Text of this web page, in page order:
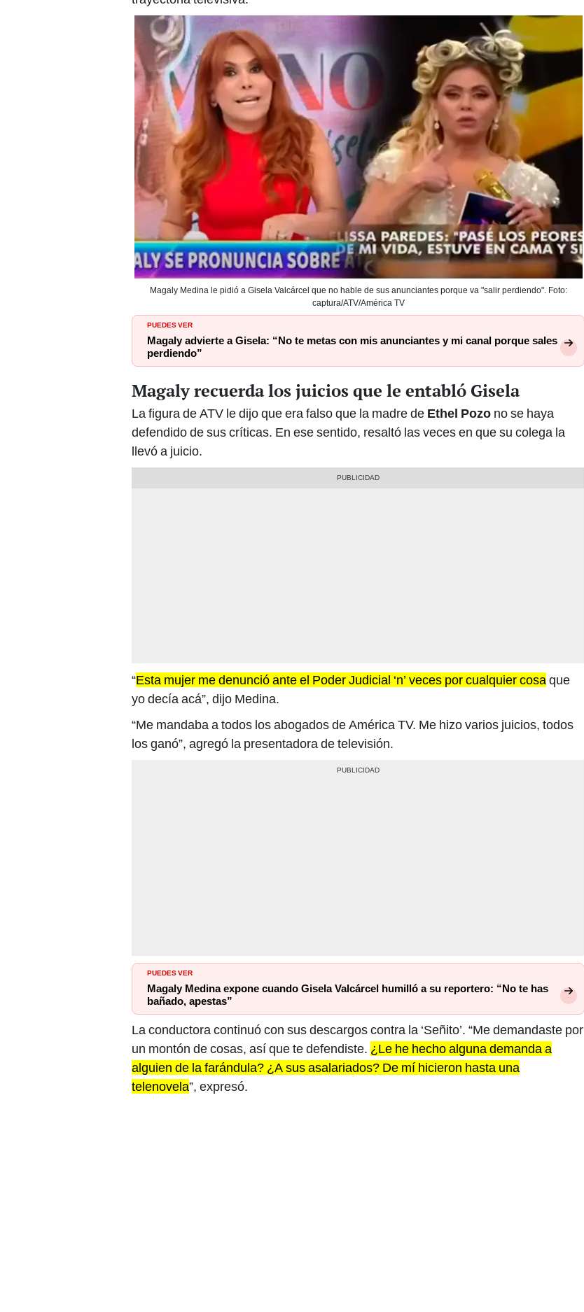
Magaly Medina le pidió a Gisela Valcárcel que no hable de sus anunciantes porque va "salir perdiendo". Foto:
captura/ATV/América TV
PUEDES VER
Magaly advierte a Gisela: “No te metas con mis anunciantes y mi canal porque sales
perdiendo”
Magaly recuerda los juicios que le entabló Gisela
La figura de ATV le dijo que era falso que la madre de Ethel Pozo no se haya
defendido de sus críticas. En ese sentido, resaltó las veces en que su colega la
llevó a juicio.
“Esta mujer me denunció ante el Poder Judicial ‘n’ veces por cualquier cosaque
yo decía acá”, dijo Medina.
“Me mandaba a todos los abogados de América TV. Me hizo varios juicios, todos
los ganó”, agregó la presentadora de televisión.
PUEDES VER
Magaly Medina expone cuando Gisela Valcárcel humilló a su reportero: “No te has
bañado, apestas”
La conductora continuó con sus descargos contra la ‘Señito’. “Me demandaste por
un montón de cosas, así que te defendiste. ¿Le he hecho alguna demanda a
alguien de la farándula? ¿A sus asalariados? De mí hicieron hasta una
telenovela”, expresó.